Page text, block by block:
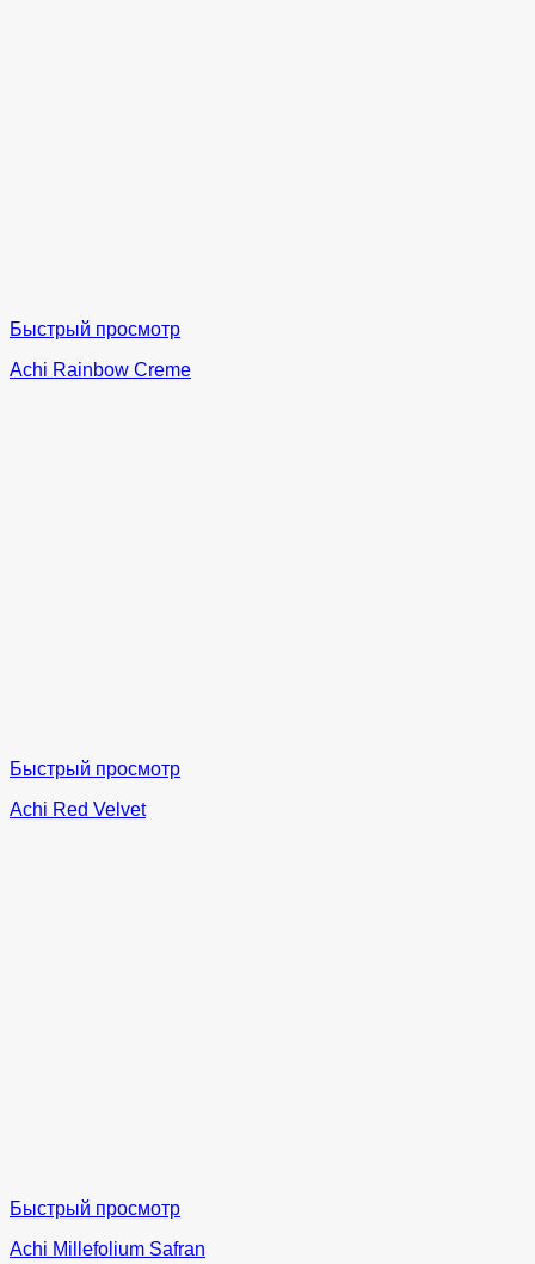
Быстрый просмотр
Achi Rainbow Creme
Быстрый просмотр
Achi Red Velvet
Быстрый просмотр
Achi Millefolium Safran